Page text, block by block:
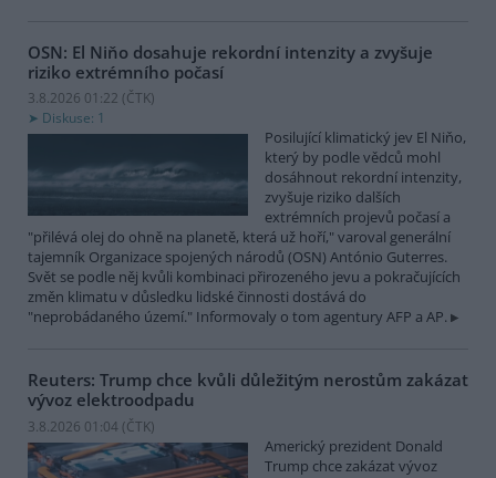
OSN: El Niňo dosahuje rekordní intenzity a zvyšuje
riziko extrémního počasí
3.8.2026 01:22 (ČTK)
Diskuse: 1
Posilující klimatický jev El Niňo,
který by podle vědců mohl
dosáhnout rekordní intenzity,
zvyšuje riziko dalších
extrémních projevů počasí a
"přilévá olej do ohně na planetě, která už hoří," varoval generální
tajemník Organizace spojených národů (OSN) António Guterres.
Svět se podle něj kvůli kombinaci přirozeného jevu a pokračujících
změn klimatu v důsledku lidské činnosti dostává do
"neprobádaného území." Informovaly o tom agentury AFP a AP.
Reuters: Trump chce kvůli důležitým nerostům zakázat
vývoz elektroodpadu
3.8.2026 01:04 (ČTK)
Americký prezident Donald
Trump chce zakázat vývoz